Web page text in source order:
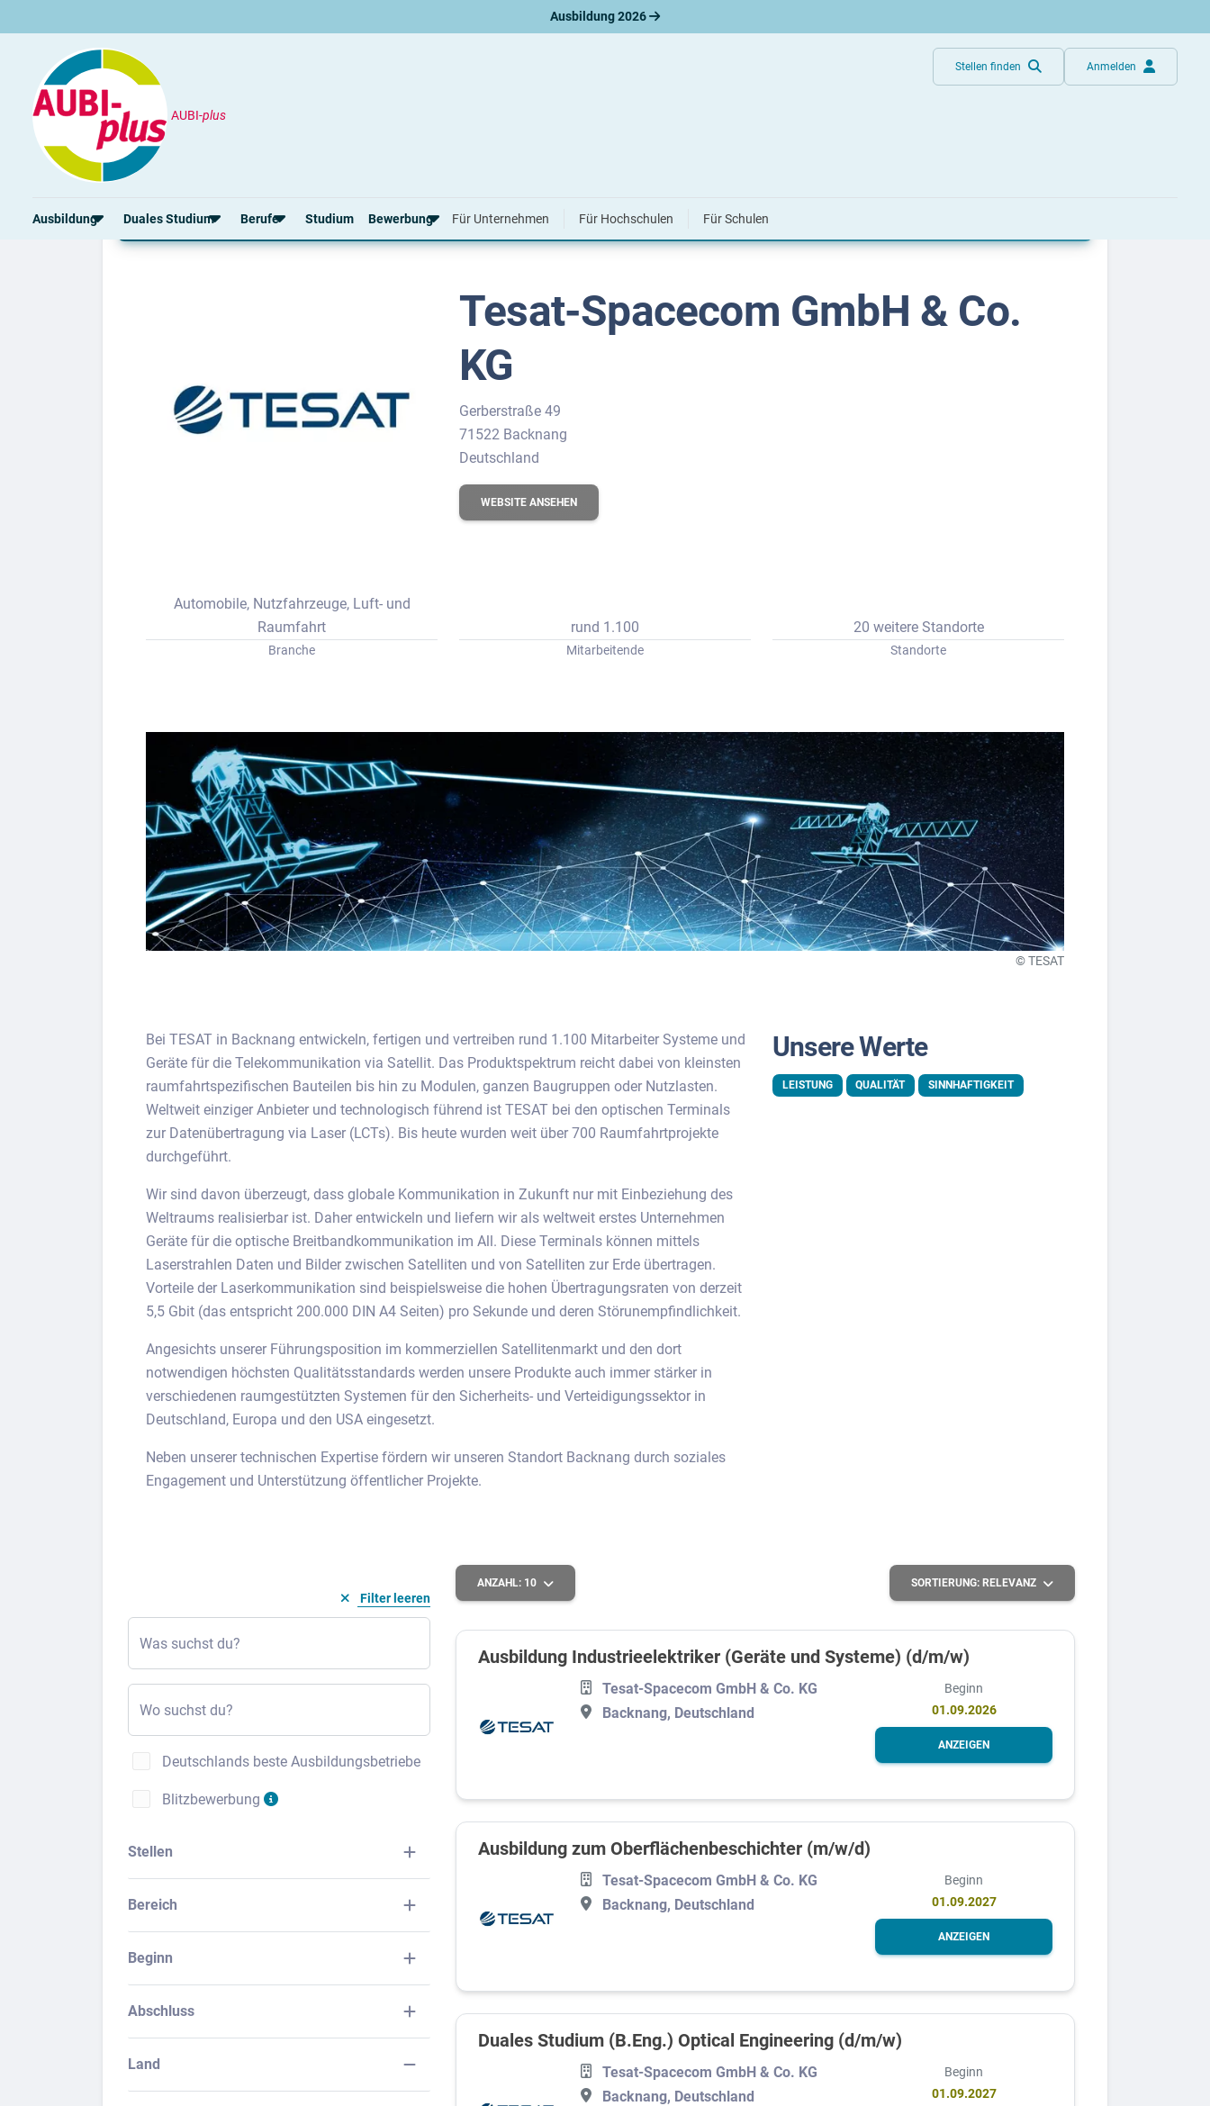
Ausbildung 2026
AUBI-plus
Stellen finden Anmelden
Ausbildung Duales Studium Berufe Studium Bewerbung
Bewerbungsratgeber
Online-Bewerbung
Bewerbungs-Check
Für Unternehmen Für Hochschulen Für Schulen
Unternehmen
Tesat-Spacecom GmbH & Co.
KG
Gerberstraße 49
71522 Backnang
Deutschland
WEBSITE ANSEHEN
Automobile, Nutzfahrzeuge, Luft- und
Raumfahrt
Branche
rund 1.100
Mitarbeitende
20 weitere Standorte
Standorte
© TESAT
Bei TESAT in Backnang entwickeln, fertigen und vertreiben rund 1.100 Mitarbeiter Systeme und
Geräte für die Telekommunikation via Satellit. Das Produktspektrum reicht dabei von kleinsten
raumfahrtspezifischen Bauteilen bis hin zu Modulen, ganzen Baugruppen oder Nutzlasten.
Weltweit einziger Anbieter und technologisch führend ist TESAT bei den optischen Terminals
zur Datenübertragung via Laser (LCTs). Bis heute wurden weit über 700 Raumfahrtprojekte
durchgeführt.
Wir sind davon überzeugt, dass globale Kommunikation in Zukunft nur mit Einbeziehung des
Weltraums realisierbar ist. Daher entwickeln und liefern wir als weltweit erstes Unternehmen
Geräte für die optische Breitbandkommunikation im All. Diese Terminals können mittels
Laserstrahlen Daten und Bilder zwischen Satelliten und von Satelliten zur Erde übertragen.
Vorteile der Laserkommunikation sind beispielsweise die hohen Übertragungsraten von derzeit
5,5 Gbit (das entspricht 200.000 DIN A4 Seiten) pro Sekunde und deren Störunempfindlichkeit.
Angesichts unserer Führungsposition im kommerziellen Satellitenmarkt und den dort
notwendigen höchsten Qualitätsstandards werden unsere Produkte auch immer stärker in
verschiedenen raumgestützten Systemen für den Sicherheits- und Verteidigungssektor in
Deutschland, Europa und den USA eingesetzt.
Neben unserer technischen Expertise fördern wir unseren Standort Backnang durch soziales
Engagement und Unterstützung öffentlicher Projekte.
Unsere Werte
LEISTUNG QUALITÄT SINNHAFTIGKEIT
Filter leeren
Was suchst du?
Wo suchst du?
Deutschlands beste Ausbildungsbetriebe
Blitzbewerbung
Stellen
Bereich
Beginn
Abschluss
Land
ANZAHL: 10 SORTIERUNG: RELEVANZ
Ausbildung Industrieelektriker (Geräte und Systeme) (d/m/w)
Tesat-Spacecom GmbH & Co. KG
Backnang, Deutschland
Beginn
01.09.2026
ANZEIGEN
Ausbildung zum Oberflächenbeschichter (m/w/d)
Tesat-Spacecom GmbH & Co. KG
Backnang, Deutschland
Beginn
01.09.2027
ANZEIGEN
Duales Studium (B.Eng.) Optical Engineering (d/m/w)
Tesat-Spacecom GmbH & Co. KG
Backnang, Deutschland
Beginn
01.09.2027